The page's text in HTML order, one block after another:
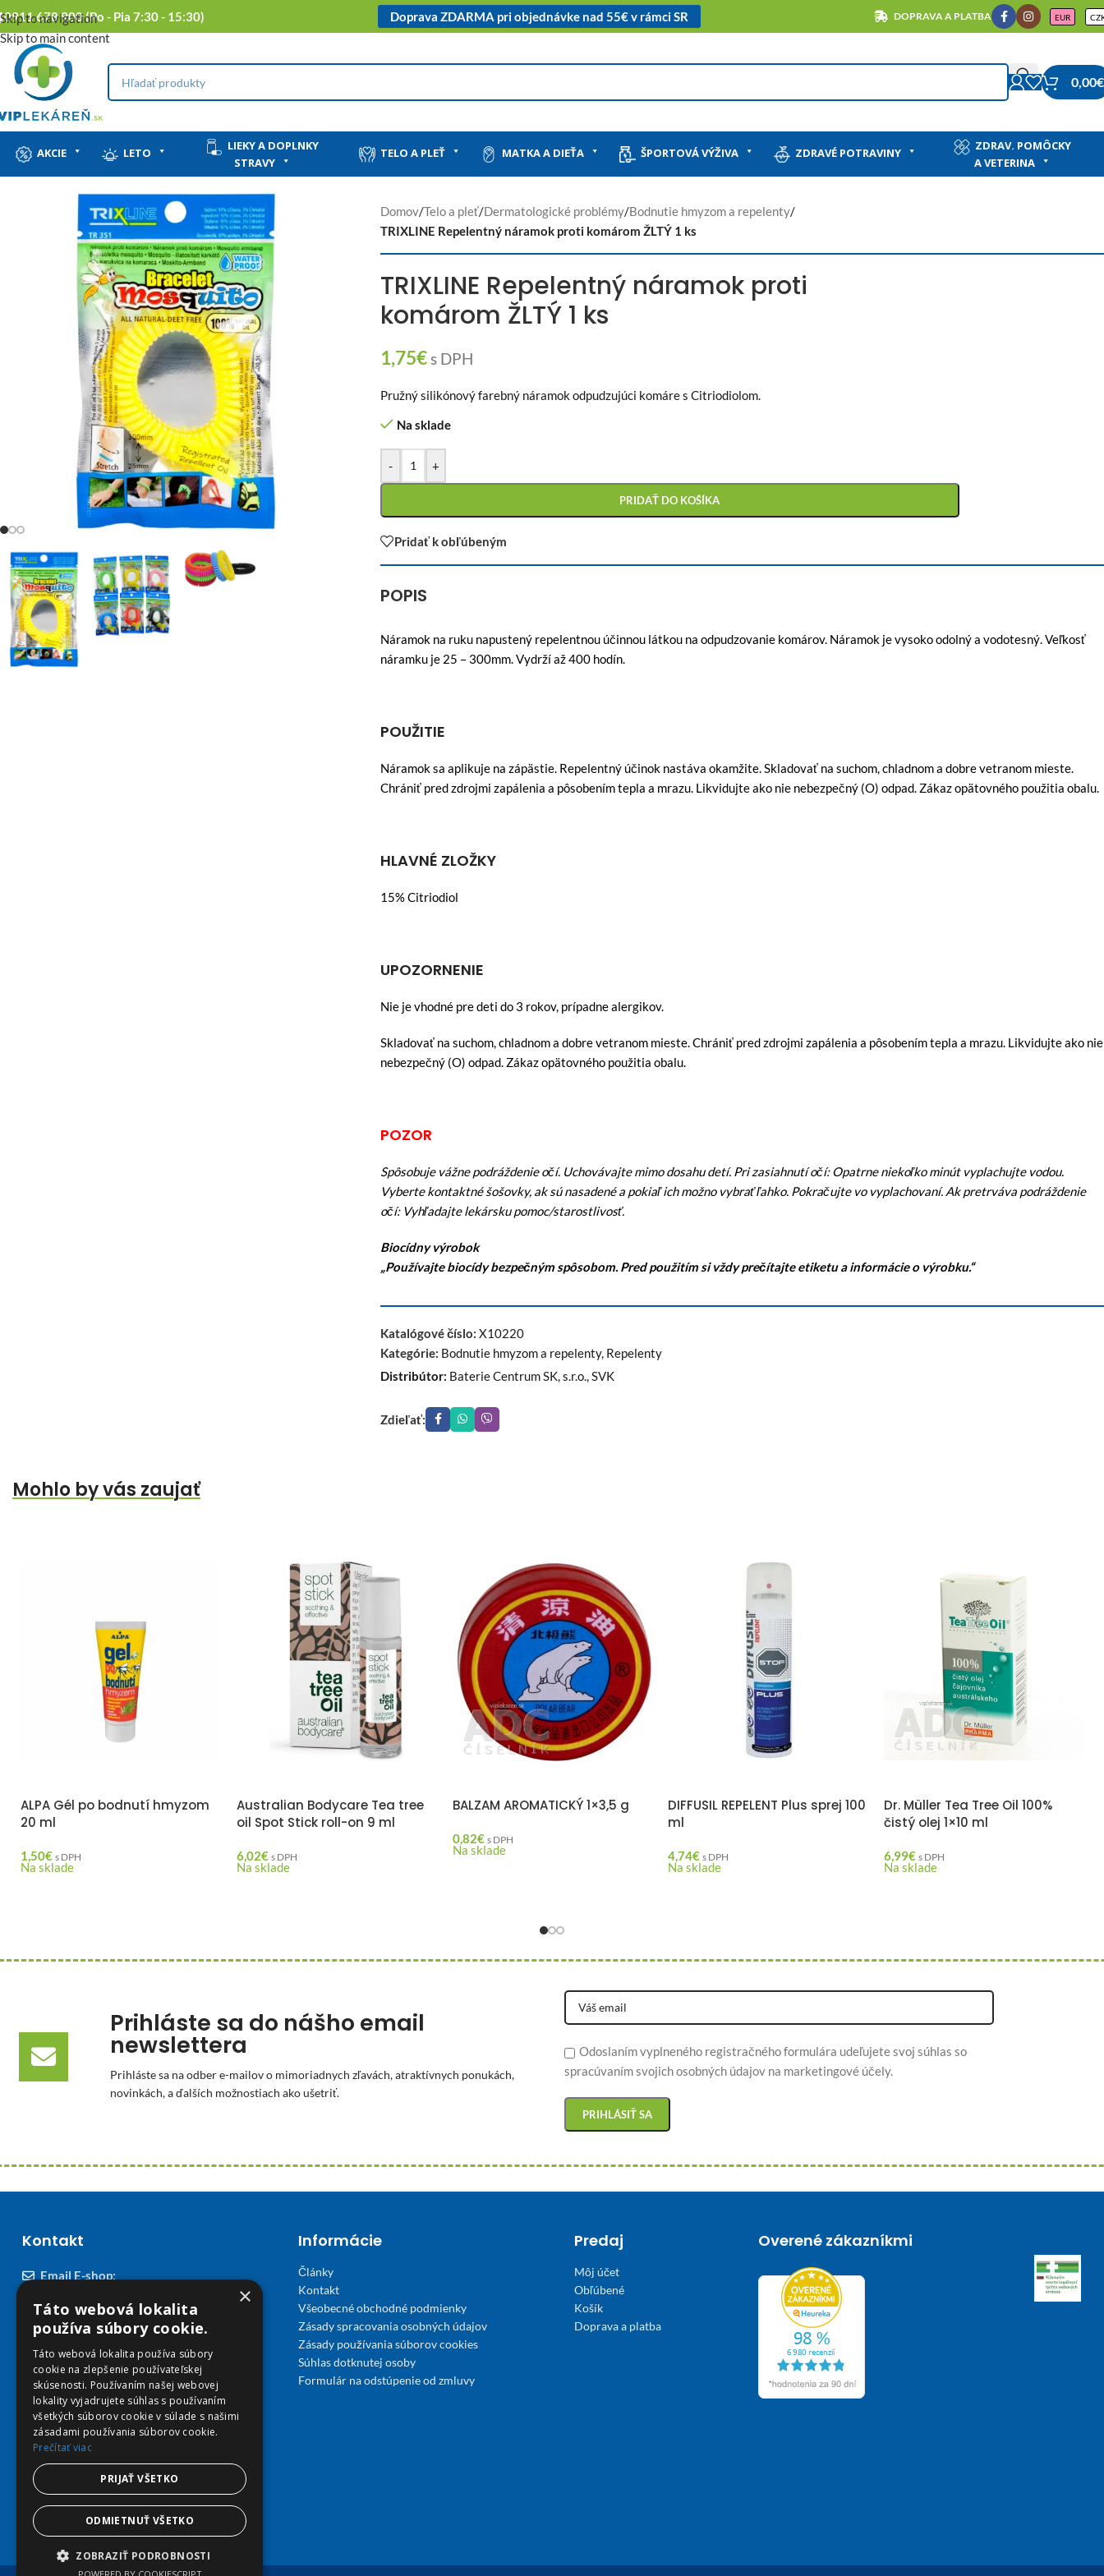
Skip to navigation
Skip to main content
0911 678 900 (Po - Pia 7:30 - 15:30) Doprava ZDARMA pri objednávke nad 55€ v rámci SR DOPRAVA A PLATBA EUR
0,00€
AKCIE LETO
LIEKY A DOPLNKY
STRAVY
TELO A PLEŤ MATKA A DIEŤA ŠPORTOVÁ VÝŽIVA ZDRAVÉ POTRAVINY
ZDRAV. POMÔCKY
A VETERINA
Domov/Telo a pleť/Dermatologické problémy/Bodnutie hmyzom a repelenty/
TRIXLINE Repelentný náramok proti komárom ŽLTÝ 1 ks
TRIXLINE Repelentný náramok proti
komárom ŽLTÝ 1 ks
1,75€s DPH
Pružný silikónový farebný náramok odpudzujúci komáre s Citriodiolom.
Na sklade
- +
PRIDAŤ DO KOŠÍKA
Pridať k obľúbeným
POPIS
Náramok na ruku napustený repelentnou účinnou látkou na odpudzovanie komárov. Náramok je vysoko odolný a vodotesný. Veľkosť
náramku je 25 – 300mm. Vydrží až 400 hodín.
POUŽITIE
Náramok sa aplikuje na zápästie. Repelentný účinok nastáva okamžite. Skladovať na suchom, chladnom a dobre vetranom mieste.
Chrániť pred zdrojmi zapálenia a pôsobením tepla a mrazu. Likvidujte ako nie nebezpečný (O) odpad. Zákaz opätovného použitia obalu.
HLAVNÉ ZLOŽKY
15% Citriodiol
UPOZORNENIE
Nie je vhodné pre deti do 3 rokov, prípadne alergikov.
Skladovať na suchom, chladnom a dobre vetranom mieste. Chrániť pred zdrojmi zapálenia a pôsobením tepla a mrazu. Likvidujte ako nie
nebezpečný (O) odpad. Zákaz opätovného použitia obalu.
POZOR
Spôsobuje vážne podráždenie očí. Uchovávajte mimo dosahu detí. Pri zasiahnutí očí: Opatrne niekoľko minút vyplachujte vodou.
Vyberte kontaktné šošovky, ak sú nasadené a pokiaľ ich možno vybrať ľahko. Pokračujte vo vyplachovaní. Ak pretrváva podráždenie
očí: Vyhľadajte lekársku pomoc/starostlivosť.
Biocídny výrobok
„Používajte biocídy bezpečným spôsobom. Pred použitím si vždy prečítajte etiketu a informácie o výrobku.“
Katalógové číslo: X10220
Kategórie: Bodnutie hmyzom a repelenty, Repelenty
Distribútor: Baterie Centrum SK, s.r.o., SVK
Zdieľať:
Mohlo by vás zaujať
ALPA Gél po bodnutí hmyzom
20 ml
1,50€ s DPH
Na sklade
Australian Bodycare Tea tree
oil Spot Stick roll-on 9 ml
6,02€ s DPH
Na sklade
BALZAM AROMATICKÝ 1×3,5 g
0,82€ s DPH
Na sklade
DIFFUSIL REPELENT Plus sprej 100
ml
4,74€ s DPH
Na sklade
Dr. Müller Tea Tree Oil 100%
čistý olej 1×10 ml
6,99€ s DPH
Na sklade
Prihláste sa do nášho email
newslettera
Prihláste sa na odber e-mailov o mimoriadnych zľavách, atraktívnych ponukách,
novinkách, a ďalších možnostiach ako ušetriť.
Odoslaním vyplneného registračného formulára udeľujete svoj súhlas so
spracúvaním svojich osobných údajov na marketingové účely.
Kontakt
Email E-shop:
podpora@viplekaren.sk
Telefón E-shop:
0911 678 900(Po - Pia 7:30 - 15:30)
Telefón kamenná Lekáreň VIP Košice:
055 307 78 30
(Po - Ne 8:00 - 18:00)
Adresa Lekáreň VIP:
Severné nábrežie 45, 040 01 Košice
Informácie
Články
Kontakt
Všeobecné obchodné podmienky
Zásady spracovania osobných údajov
Zásady používania súborov cookies
Súhlas dotknutej osoby
Formulár na odstúpenie od zmluvy
Predaj
Môj účet
Obľúbené
Košík
Doprava a platba
Overené zákazníkmi
×
Táto webová lokalita
používa súbory cookie.
Táto webová lokalita používa súbory
cookie na zlepšenie používateľskej
skúsenosti. Používaním našej webovej
lokality vyjadrujete súhlas s používaním
všetkých súborov cookie v súlade s našimi
zásadami používania súborov cookie.
Prečítať viac
PRIJAŤ VŠETKO
ODMIETNUŤ VŠETKO
ZOBRAZIŤ PODROBNOSTI